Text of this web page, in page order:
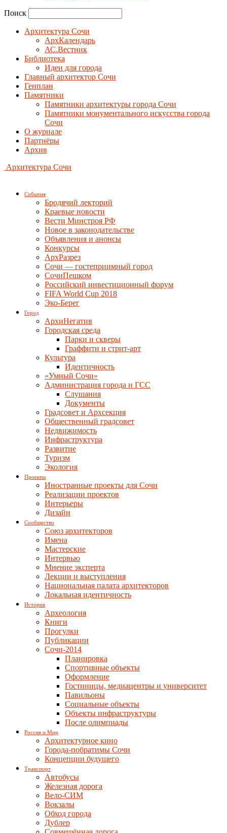
Поиск
Архитектура Сочи
АрхКалендарь
АС.Вестник
Библиотека
Идеи для города
Главный архитектор Сочи
Генплан
Памятники
Памятники архитектуры города Сочи
Памятники монументального искусства города
Сочи
О журнале
Партнёры
Архив
Архитектура Сочи
События
Бродячий лекторий
Краевые новости
Вести Минстроя РФ
Новое в законодательстве
Объявления и анонсы
Конкурсы
АрхРазрез
Сочи — гостеприимный город
СочиПешком
Российский инвестиционный форум
FIFA World Cup 2018
Эко-Берег
Город
АрхиНегатив
Городская среда
Парки и скверы
Граффити и стрит-арт
Культура
Идентичность
«Умный Сочи»
Администрация города и ГСС
Слушания
Документы
Градсовет и Архсекция
Общественный градсовет
Недвижимость
Инфраструктура
Развитие
Туризм
Экология
Проекты
Иностранные проекты для Сочи
Реализации проектов
Интерьеры
Дизайн
Сообщество
Союз архитекторов
Имена
Мастерские
Интервью
Мнение эксперта
Лекции и выступления
Национальная палата архитекторов
Локальная идентичность
История
Археология
Книги
Прогулки
Публикации
Сочи-2014
Планировка
Спортивные объекты
Оформление
Гостиницы, медиацентры и университет
Павильоны
Социальные объекты
Объекты инфраструктуры
После олимпиады
Россия и Мир
Архитектурное кино
Города-побратимы Сочи
Концепции будущего
Транспорт
Автобусы
Железная дорога
Вело-СИМ
Вокзалы
Обход города
Дублер